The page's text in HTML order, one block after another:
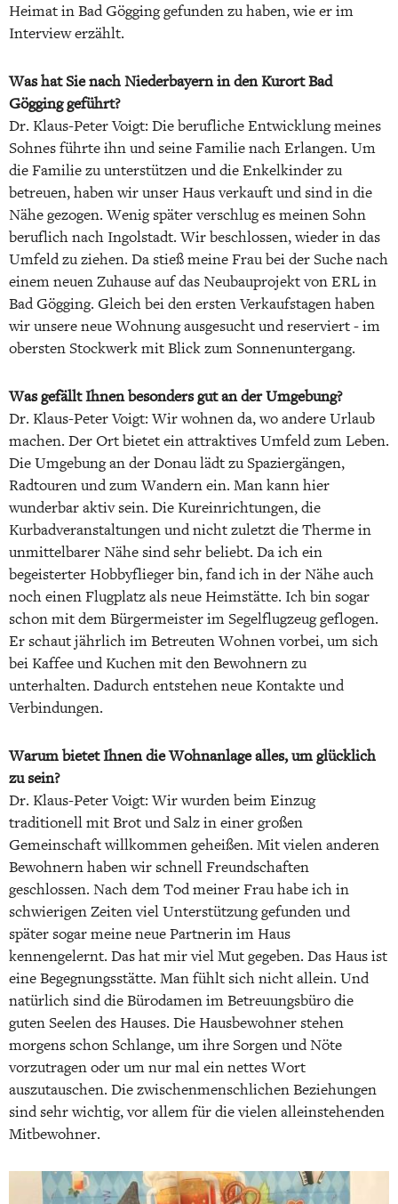
Heimat in Bad Gögging gefunden zu haben, wie er im
Interview erzählt.
Was hat Sie nach Niederbayern in den Kurort Bad
Gögging geführt?
Dr. Klaus-Peter Voigt: Die berufliche Entwicklung meines
Sohnes führte ihn und seine Familie nach Erlangen. Um
die Familie zu unterstützen und die Enkelkinder zu
betreuen, haben wir unser Haus verkauft und sind in die
Nähe gezogen. Wenig später verschlug es meinen Sohn
beruflich nach Ingolstadt. Wir beschlossen, wieder in das
Umfeld zu ziehen. Da stieß meine Frau bei der Suche nach
einem neuen Zuhause auf das Neubauprojekt von ERL in
Bad Gögging. Gleich bei den ersten Verkaufstagen haben
wir unsere neue Wohnung ausgesucht und reserviert - im
obersten Stockwerk mit Blick zum Sonnenuntergang.
Was gefällt Ihnen besonders gut an der Umgebung?
Dr. Klaus-Peter Voigt: Wir wohnen da, wo andere Urlaub
machen. Der Ort bietet ein attraktives Umfeld zum Leben.
Die Umgebung an der Donau lädt zu Spaziergängen,
Radtouren und zum Wandern ein. Man kann hier
wunderbar aktiv sein. Die Kureinrichtungen, die
Kurbadveranstaltungen und nicht zuletzt die Therme in
unmittelbarer Nähe sind sehr beliebt. Da ich ein
begeisterter Hobbyflieger bin, fand ich in der Nähe auch
noch einen Flugplatz als neue Heimstätte. Ich bin sogar
schon mit dem Bürgermeister im Segelflugzeug geflogen.
Er schaut jährlich im Betreuten Wohnen vorbei, um sich
bei Kaffee und Kuchen mit den Bewohnern zu
unterhalten. Dadurch entstehen neue Kontakte und
Verbindungen.
Warum bietet Ihnen die Wohnanlage alles, um glücklich
zu sein?
Dr. Klaus-Peter Voigt: Wir wurden beim Einzug
traditionell mit Brot und Salz in einer großen
Gemeinschaft willkommen geheißen. Mit vielen anderen
Bewohnern haben wir schnell Freundschaften
geschlossen. Nach dem Tod meiner Frau habe ich in
schwierigen Zeiten viel Unterstützung gefunden und
später sogar meine neue Partnerin im Haus
kennengelernt. Das hat mir viel Mut gegeben. Das Haus ist
eine Begegnungsstätte. Man fühlt sich nicht allein. Und
natürlich sind die Bürodamen im Betreuungsbüro die
guten Seelen des Hauses. Die Hausbewohner stehen
morgens schon Schlange, um ihre Sorgen und Nöte
vorzutragen oder um nur mal ein nettes Wort
auszutauschen. Die zwischenmenschlichen Beziehungen
sind sehr wichtig, vor allem für die vielen alleinstehenden
Mitbewohner.